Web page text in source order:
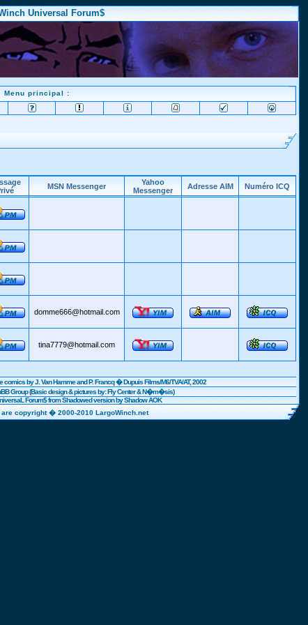
Universal Forum$
Menu principal :
MSN Messenger
Yahoo
Messenger
Adresse AIM Numéro ICQ
domme666@hotmail.com
tina7779@hotmail.com
comics by J. Van Hamme and P. Francq �DupuisFilms/M6/TVA/AT, 2002
Group (Basic design & pictures by: Fly Center & N�m�sis)
Forum$ from Shadowed version by Shadow AOK
copyright � 2000-2010 LargoWinch.net